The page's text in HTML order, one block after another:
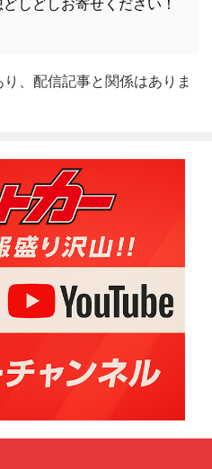
しどしお寄せください！
、配信記事と関係はありま